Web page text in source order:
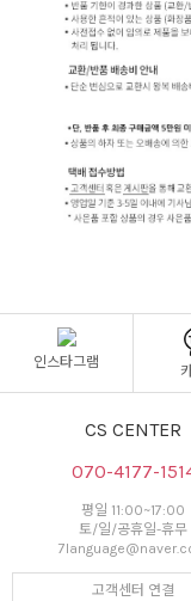
인스타그램
CS CENTER
070-4177-
평일 11:00~17:00
토/일/공휴일-휴무
고객센터 연결